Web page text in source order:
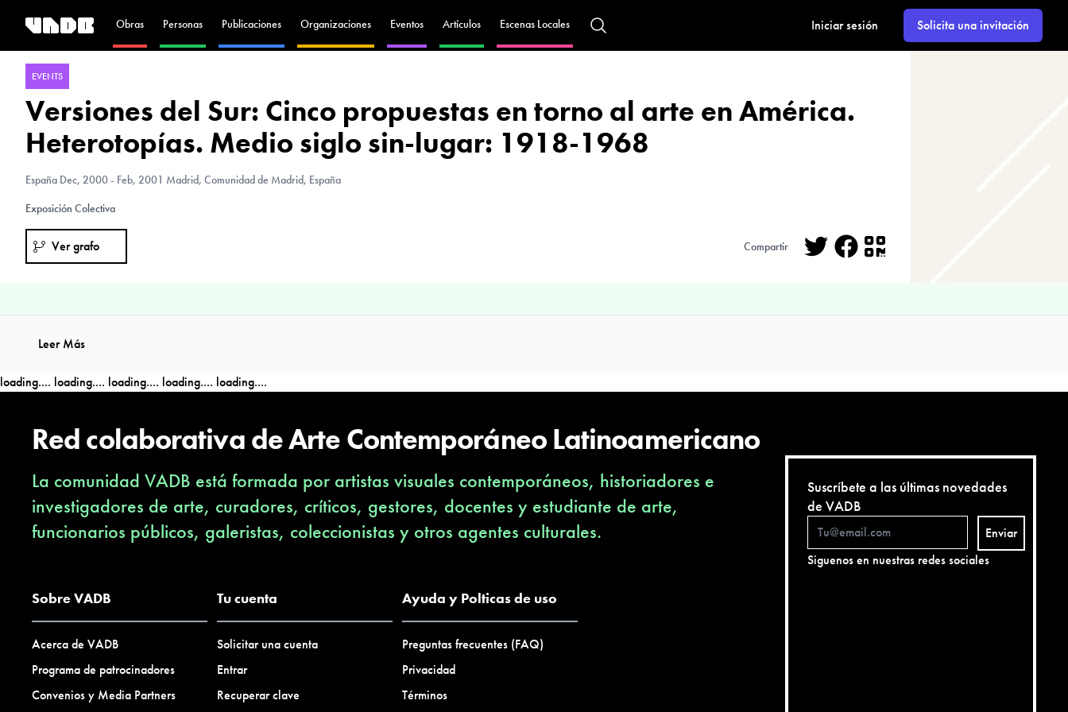
Obras Personas Publicaciones Organizaciones Eventos Artículos Escenas Locales Iniciar sesión Solicita una invitación
EVENTS
Versiones del Sur: Cinco propuestas en torno al arte en América.
Heterotopías. Medio siglo sin-lugar: 1918-1968
España Dec, 2000 - Feb, 2001 Madrid, Comunidad de Madrid, España
Exposición Colectiva
Ver grafo Compartir
Leer Más
loading.... loading.... loading.... loading.... loading....
Red colaborativa de Arte Contemporáneo Latinoamericano
La comunidad VADB está formada por artistas visuales contemporáneos, historiadores e
investigadores de arte, curadores, críticos, gestores, docentes y estudiante de arte,
funcionarios públicos, galeristas, coleccionistas y otros agentes culturales.
Sobre VADB
Acerca de VADB
Programa de patrocinadores
Convenios y Media Partners
Tu cuenta
Solicitar una cuenta
Entrar
Recuperar clave
Ayuda y Polticas de uso
Preguntas frecuentes (FAQ)
Privacidad
Términos
Suscríbete a las últimas novedades
de VADB
Enviar
Siguenos en nuestras redes sociales